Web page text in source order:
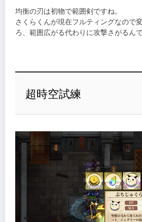
均衡の刃は初物で範囲剣ですね。
さくらくんが現在フルティングなので
ろ、範囲広がる代わりに攻撃さがるんで
超時空試練